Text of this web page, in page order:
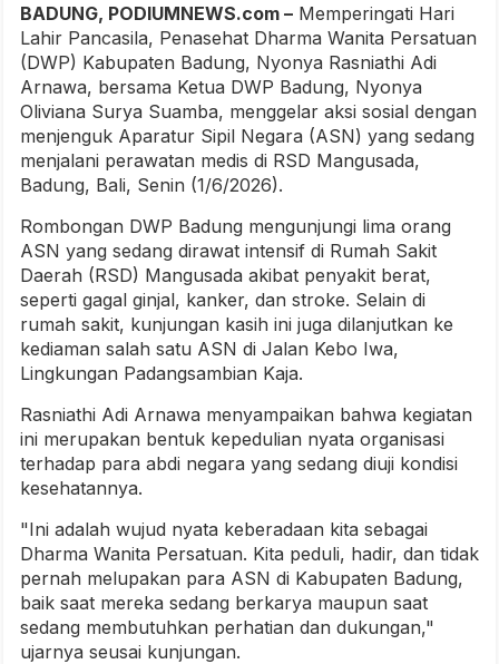
BADUNG, PODIUMNEWS.com – Memperingati Hari
Lahir Pancasila, Penasehat Dharma Wanita Persatuan
(DWP) Kabupaten Badung, Nyonya Rasniathi Adi
Arnawa, bersama Ketua DWP Badung, Nyonya
Oliviana Surya Suamba, menggelar aksi sosial dengan
menjenguk Aparatur Sipil Negara (ASN) yang sedang
menjalani perawatan medis di RSD Mangusada,
Badung, Bali, Senin (1/6/2026).
Rombongan DWP Badung mengunjungi lima orang
ASN yang sedang dirawat intensif di Rumah Sakit
Daerah (RSD) Mangusada akibat penyakit berat,
seperti gagal ginjal, kanker, dan stroke. Selain di
rumah sakit, kunjungan kasih ini juga dilanjutkan ke
kediaman salah satu ASN di Jalan Kebo Iwa,
Lingkungan Padangsambian Kaja.
Rasniathi Adi Arnawa menyampaikan bahwa kegiatan
ini merupakan bentuk kepedulian nyata organisasi
terhadap para abdi negara yang sedang diuji kondisi
kesehatannya.
"Ini adalah wujud nyata keberadaan kita sebagai
Dharma Wanita Persatuan. Kita peduli, hadir, dan tidak
pernah melupakan para ASN di Kabupaten Badung,
baik saat mereka sedang berkarya maupun saat
sedang membutuhkan perhatian dan dukungan,"
ujarnya seusai kunjungan.